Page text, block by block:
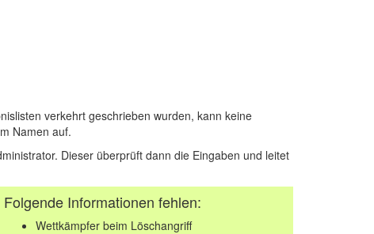
verkehrt geschrieben wurden, kann keine
Namen auf.
Dieser überprüft dann die Eingaben und leitet
Folgende Informationen fehlen:
Wettkämpfer beim Löschangriff